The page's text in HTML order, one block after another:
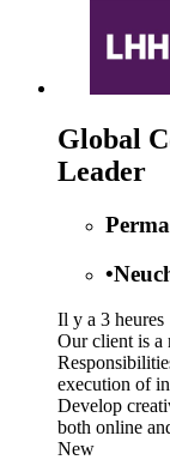
Global
Leader
•
Il y a 3 heures
Our client is a
execution of
Develop
both online
New